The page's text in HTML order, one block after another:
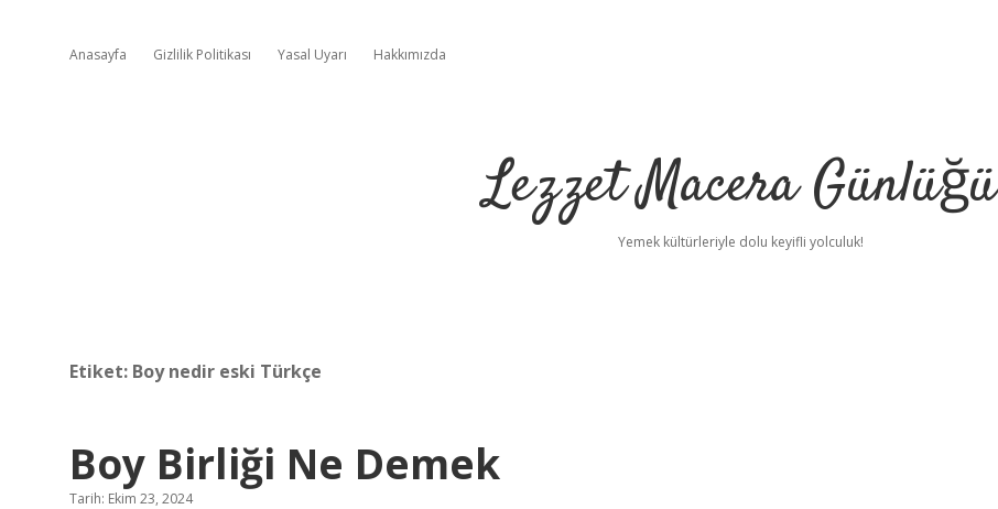
Anasayfa Gizlilik Politikası Yasal Uyarı Hakkımızda
Lezzet Macera Günlüğü
Yemek kültürleriyle dolu keyifli yolculuk!
Etiket: Boy nedir eski Türkçe
Boy Birliği Ne Demek
Tarih: Ekim 23, 2024